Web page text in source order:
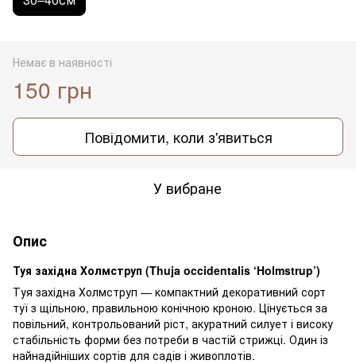
Немає в наявності
150 грн
Повідомити, коли з'явиться
У вибране
Опис
Туя західна Холмструп (Thuja occidentalis ‘Holmstrup’)
Туя західна Холмструп — компактний декоративний сорт
туї з щільною, правильною конічною кроною. Цінується за
повільний, контрольований ріст, акуратний силует і високу
стабільність форми без потреби в частій стрижці. Один із
найнадійніших сортів для садів і живоплотів.